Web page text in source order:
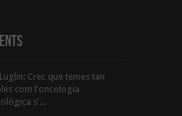
Crec que temes tan
com l'oncologia
s'...